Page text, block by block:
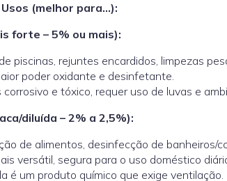
(melhor para…):
forte – 5% ou mais):
piscinas, rejuntes encardidos, limpezas
poder oxidante e desinfetante.
corrosivo e tóxico, requer uso de luvas e
diluída – 2% a 2,5%):
de alimentos, desinfecção de banheiros/
versátil, segura para o uso doméstico
é um produto químico que exige ventilação.